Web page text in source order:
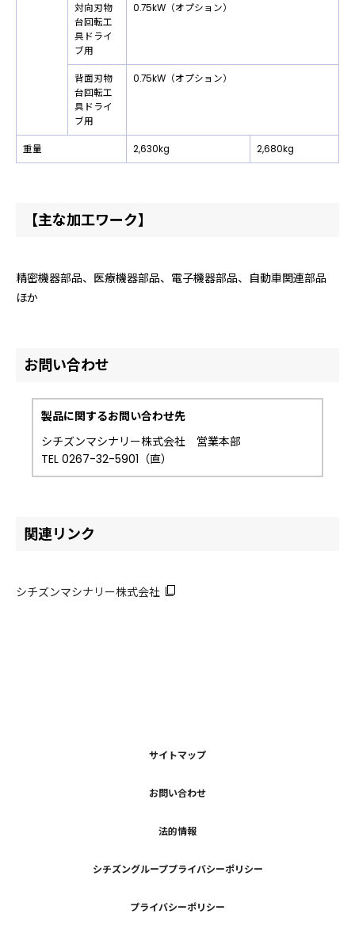
対向刃物
台回転工
具ドライ
ブ用
0.75kW（オプション）
背面刃物
台回転工
具ドライ
ブ用
0.75kW（オプション）
重量 2,630kg 2,680kg
【主な加工ワーク】
精密機器部品、医療機器部品、電子機器部品、自動車関連部品
ほか
お問い合わせ
製品に関するお問い合わせ先
シチズンマシナリー株式会社 営業本部
TEL 0267-32-5901（直）
関連リンク
シチズンマシナリー株式会社
サイトマップ
お問い合わせ
法的情報
シチズングループプライバシーポリシー
プライバシーポリシー